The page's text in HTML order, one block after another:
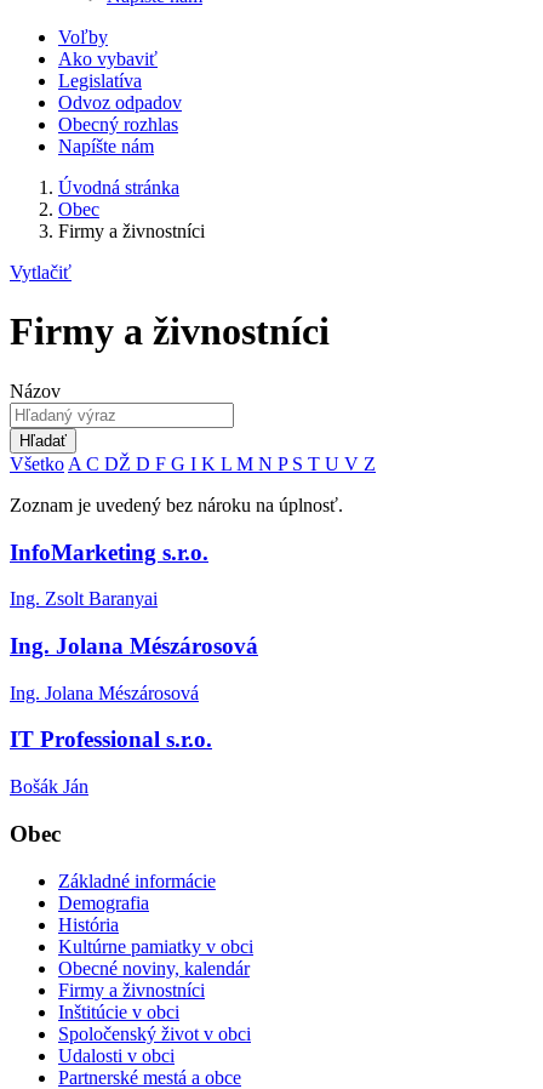
Voľby
Ako vybaviť
Legislatíva
Odvoz odpadov
Obecný rozhlas
Napíšte nám
Úvodná stránka
Obec
Firmy a živnostníci
Vytlačiť
Firmy a živnostníci
Názov
Hľadať
Všetko A C DŽ D F G I K L M N P S T U V Z
Zoznam je uvedený bez nároku na úplnosť.
InfoMarketing s.r.o.
Ing. Zsolt Baranyai
Ing. Jolana Mészárosová
Ing. Jolana Mészárosová
IT Professional s.r.o.
Bošák Ján
Obec
Základné informácie
Demografia
História
Kultúrne pamiatky v obci
Obecné noviny, kalendár
Firmy a živnostníci
Inštitúcie v obci
Spoločenský život v obci
Udalosti v obci
Partnerské mestá a obce